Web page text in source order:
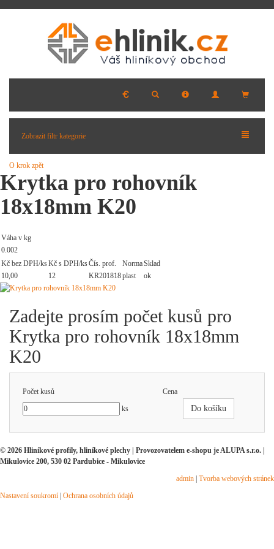
Zobrazit filtr kategorie
O krok zpět
Krytka pro rohovník
18x18mm K20
Váha v kg
0.002
Kč bez DPH/ksKč s DPH/ksČís. prof. NormaSklad
10,00
12 KR201818plast ok
Zadejte prosím počet kusů pro
Krytka pro rohovník 18x18mm
K20
Počet kusů
Cena
ks
Do košíku
© 2026 Hliníkové profily, hliníkové plechy | Provozovatelem e-shopu je ALUPA s.r.o. |
Mikulovice 200, 530 02 Pardubice - Mikulovice
admin Tvorba webových stránek
Nastavení soukromí Ochrana osobních údajů